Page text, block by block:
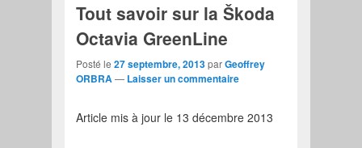
Tout savoir sur la Škoda
Octavia GreenLine
Posté le27 septembre, 2013parGeoffrey
ORBRA— Laisser un commentaire
Article mis à jour le 13 décembre 2013